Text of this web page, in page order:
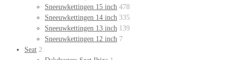
Sneeuwkettingen 15 inch 478
Sneeuwkettingen 14 inch 335
Sneeuwkettingen 13 inch 139
Sneeuwkettingen 12 inch 7
Seat 2